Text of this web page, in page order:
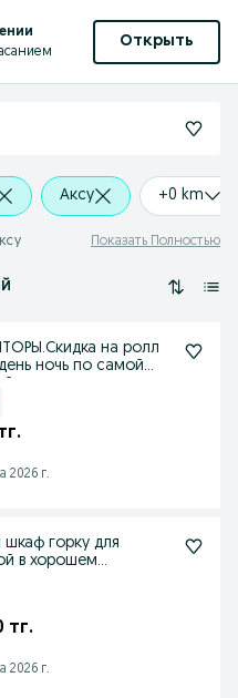
Открыть
Аксу +0 km
Показать Полностью
на ролл
ночь по самой
2026 г.
горку для
в хорошем
тг.
2026 г.